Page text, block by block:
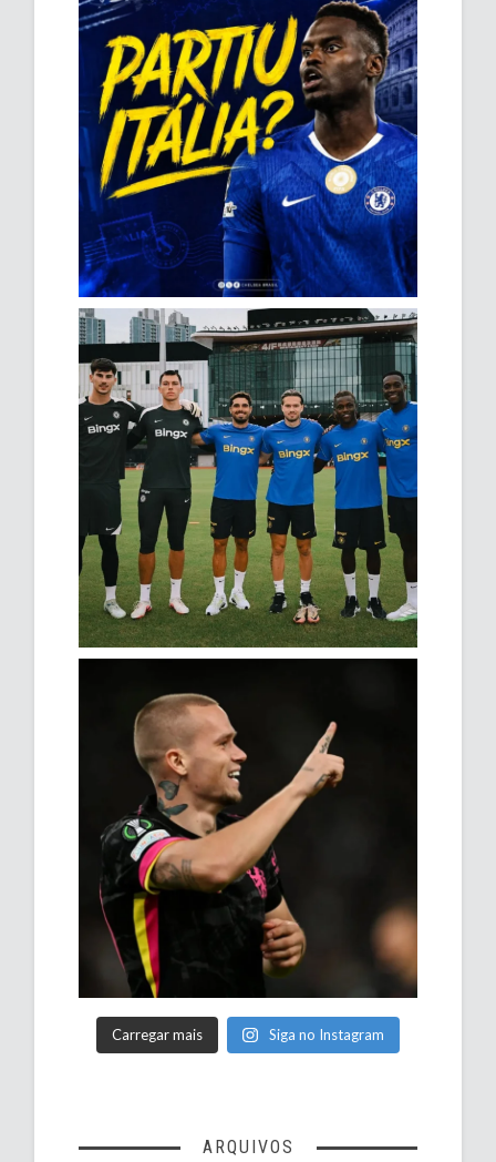
Carregar mais Siga no Instagram
ARQUIVOS